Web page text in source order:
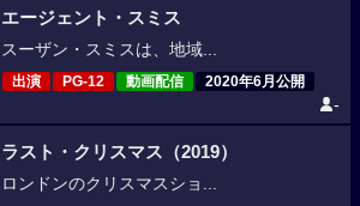
エージェント・スミス
スーザン・スミスは、地域...
出演 PG-12 動画配信 2020年6月公開
-
ラスト・クリスマス（2019）
ロンドンのクリスマスショ...